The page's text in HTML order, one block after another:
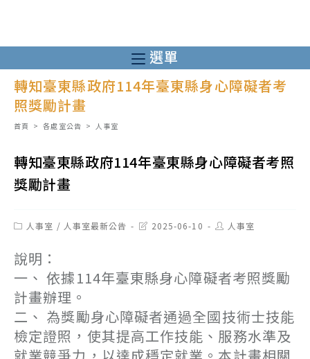
至
主
要
選單
轉知臺東縣政府114年臺東縣身心障礙者考
照獎勵計畫
首頁 > 各處室公告 > 人事室
轉知臺東縣政府114年臺東縣身心障礙者考照
獎勵計畫
Post人事室 / 人事室最新公告
Post2025-06-10
Post人事室
說明：
一、 依據114年臺東縣身心障礙者考照獎勵
計畫辦理。
二、 為獎勵身心障礙者通過全國技術士技能
檢定證照，使其提高工作技能、服務水準及